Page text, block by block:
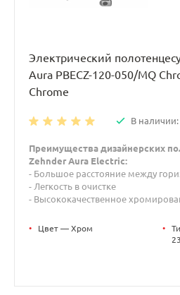
Электрический
Aura PBECZ-120-050/MQ
Chrome
В
Преимущества дизайнерских
Zehnder Aura Electric:
- Большое расстояние между
- Легкость в очистке
- Высококачественное
• Цвет — Хром •